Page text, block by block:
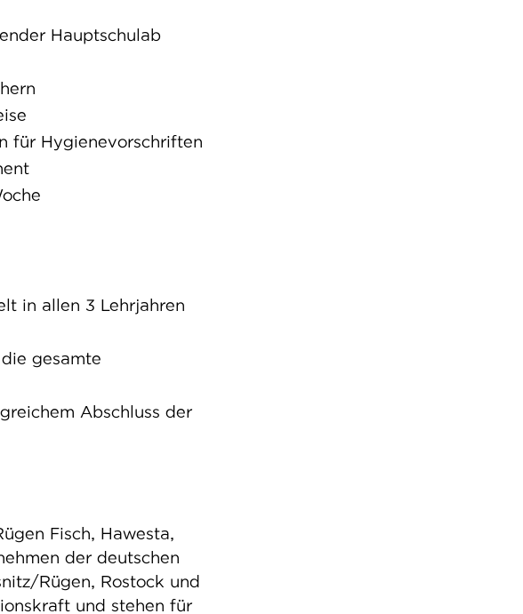
der Hauptschulab
für Hygienevorschriften
in allen 3 Lehrjahren
gesamte
Abschluss der
Fisch, Hawesta,
der deutschen
Rügen, Rostock und
und stehen für